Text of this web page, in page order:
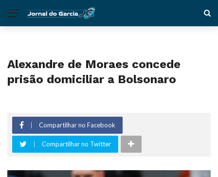
Alexandre de Moraes concede
prisão domiciliar a Bolsonaro
Compartilhar no Facebook
Compartilhar no Twitter